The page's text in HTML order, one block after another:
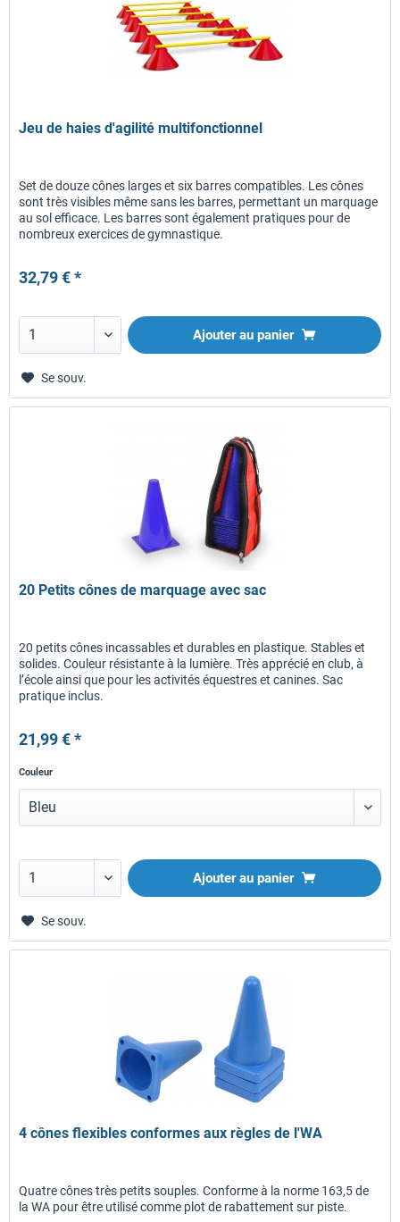
Jeu de haies d'agilité multifonctionnel
Set de douze cônes larges et six barres compatibles. Les cônes
sont très visibles même sans les barres, permettant un marquage
au sol efficace. Les barres sont également pratiques pour de
nombreux exercices de gymnastique.
32,79 € *
Ajouter au panier
Se souv.
20 Petits cônes de marquage avec sac
20 petits cônes incassables et durables en plastique. Stables et
solides. Couleur résistante à la lumière. Très apprécié en club, à
l’école ainsi que pour les activités équestres et canines. Sac
pratique inclus.
21,99 € *
Couleur
Ajouter au panier
Se souv.
4 cônes flexibles conformes aux règles de l'WA
Quatre cônes très petits souples. Conforme à la norme 163,5 de
la WA pour être utilisé comme plot de rabattement sur piste.